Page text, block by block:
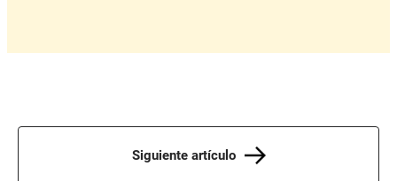
Siguiente artículo